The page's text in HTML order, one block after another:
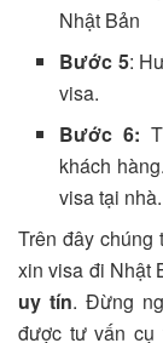
Nhật Bản
Bước 5:
visa.
Bước 6:
khách
visa tại nhà.
Trên đây chúng
xin visa đi Nhật
uy tín. Đừng
được tư vấn cụ